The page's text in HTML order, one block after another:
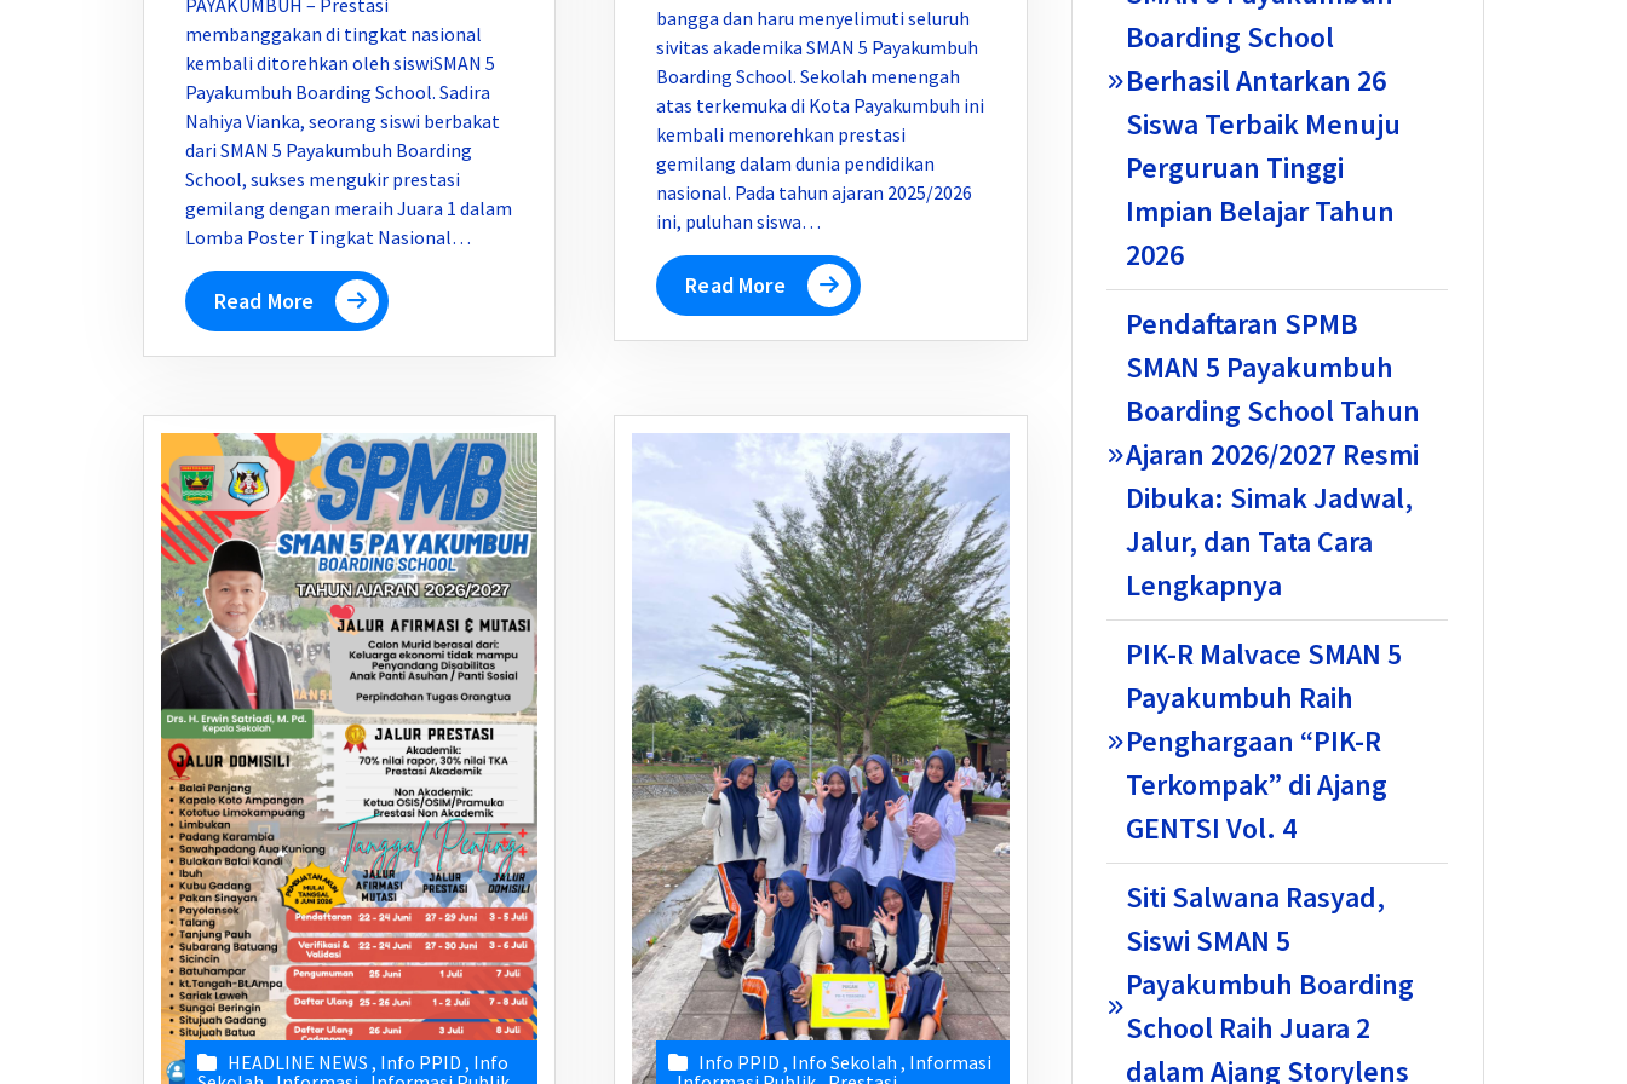
PAYAKUMBUH – Prestasi
membanggakan di tingkat nasional
kembali ditorehkan oleh siswiSMAN 5
Payakumbuh Boarding School. Sadira
Nahiya Vianka, seorang siswi berbakat
dari SMAN 5 Payakumbuh Boarding
School, sukses mengukir prestasi
gemilang dengan meraih Juara 1 dalam
Lomba Poster Tingkat Nasional…
Read More
bangga dan haru menyelimuti seluruh
sivitas akademika SMAN 5 Payakumbuh
Boarding School. Sekolah menengah
atas terkemuka di Kota Payakumbuh ini
kembali menorehkan prestasi
gemilang dalam dunia pendidikan
nasional. Pada tahun ajaran 2025/2026
ini, puluhan siswa…
Read More
HEADLINE NEWS , Info PPID , Info
Info PPID , Info Sekolah , Informasi
Boarding School
Berhasil Antarkan 26
Siswa Terbaik Menuju
Perguruan Tinggi
Impian Belajar Tahun
2026
Pendaftaran SPMB
SMAN 5 Payakumbuh
Boarding School Tahun
Ajaran 2026/2027 Resmi
Dibuka: Simak Jadwal,
Jalur, dan Tata Cara
Lengkapnya
PIK-R Malvace SMAN 5
Payakumbuh Raih
Penghargaan “PIK-R
Terkompak” di Ajang
GENTSI Vol. 4
Siti Salwana Rasyad,
Siswi SMAN 5
Payakumbuh Boarding
School Raih Juara 2
dalam Ajang Storylens